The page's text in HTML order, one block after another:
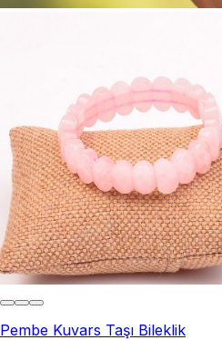
Pembe Kuvars Taşı Bileklik